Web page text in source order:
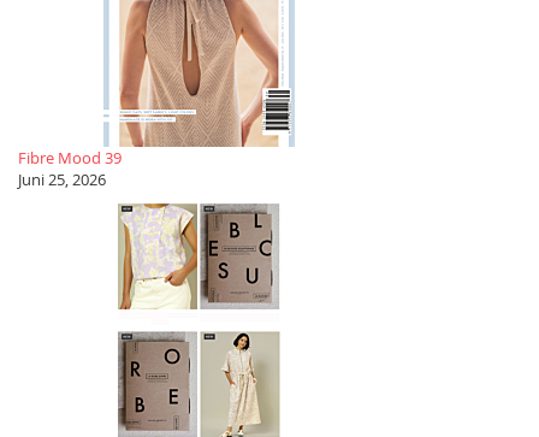
Fibre Mood 39
Juni 25, 2026